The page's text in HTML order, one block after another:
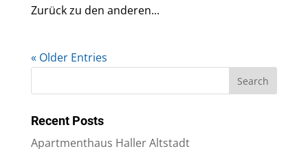
Zurück zu den anderen...
« Older Entries
Recent Posts
Apartmenthaus Haller Altstadt